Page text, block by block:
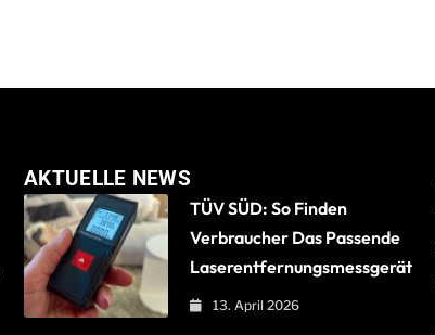
AKTUELLE NEWS
TÜV SÜD: So Finden
Verbraucher Das Passende
Laserentfernungsmessgerät
13. April 2026